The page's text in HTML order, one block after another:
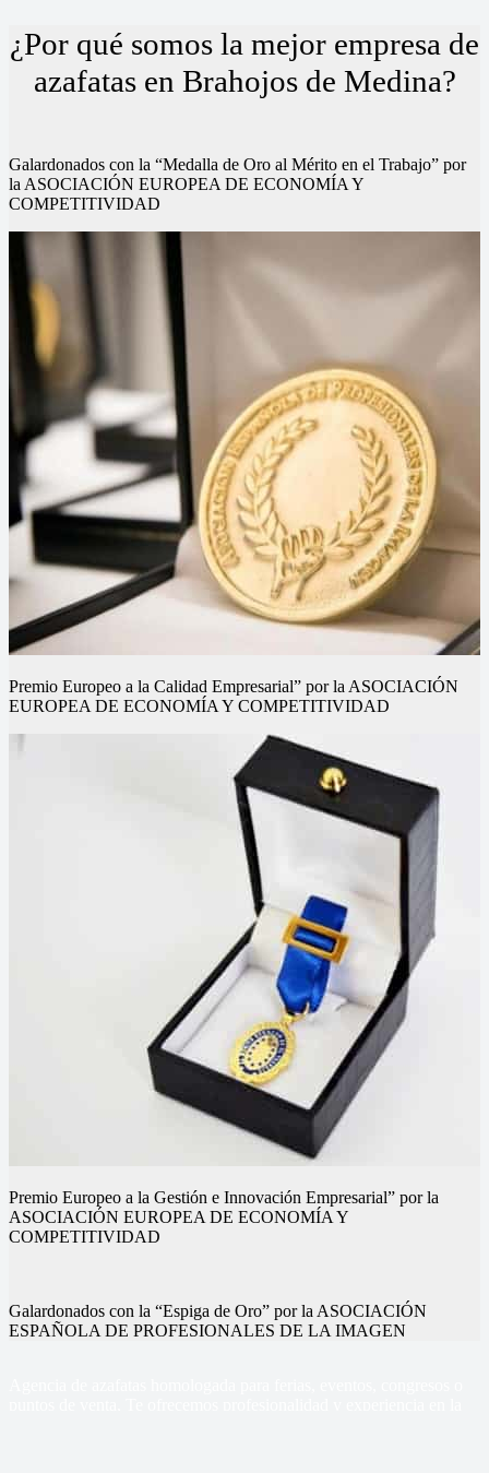
¿Por qué somos la mejor empresa de
azafatas en Brahojos de Medina?
Galardonados con la “Medalla de Oro al Mérito en el Trabajo” por
la ASOCIACIÓN EUROPEA DE ECONOMÍA Y
COMPETITIVIDAD
Premio Europeo a la Calidad Empresarial” por la ASOCIACIÓN
EUROPEA DE ECONOMÍA Y COMPETITIVIDAD
Premio Europeo a la Gestión e Innovación Empresarial” por la
ASOCIACIÓN EUROPEA DE ECONOMÍA Y
COMPETITIVIDAD
Galardonados con la “Espiga de Oro” por la ASOCIACIÓN
ESPAÑOLA DE PROFESIONALES DE LA IMAGEN